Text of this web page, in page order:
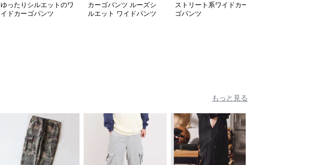
ゆったりシルエットのワ
イドカーゴパンツ
カーゴパンツ ルーズシ
ルエット ワイドパンツ
ストリート系ワイドカー
ゴパンツ
もっと見る